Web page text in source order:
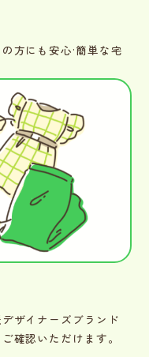
方にも安心·簡単な宅
ザイナーズブランド
確認いただけます。